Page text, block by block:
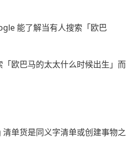
能了解当有人搜索「欧巴
欧巴马的太太什么时候出生」而
单货是同义字清单或创建事物之